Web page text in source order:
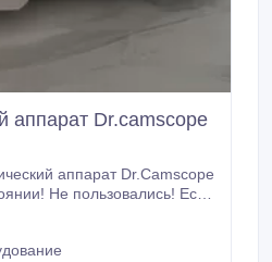
аппарат Dr.camscope
аппарат Dr.Camscope
Не пользовались! Есть
можно посмотреть
19/2 !